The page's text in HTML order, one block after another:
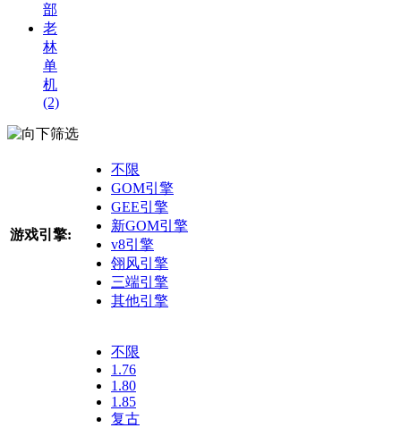
部
老
林
单
机
(2)
筛选
游戏引擎:
不限
GOM引擎
GEE引擎
新GOM引擎
v8引擎
翎风引擎
三端引擎
其他引擎
不限
1.76
1.80
1.85
复古